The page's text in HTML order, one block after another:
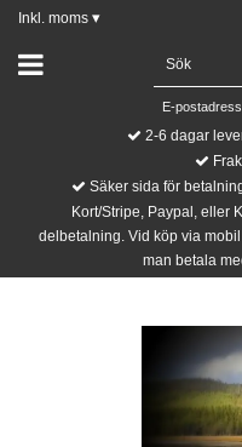
Inkl. moms ▾
E-
2-6 dagar
Säker sida för
Kort/Stripe, Paypal, eller
delbetalning. Vid köp via
man betala